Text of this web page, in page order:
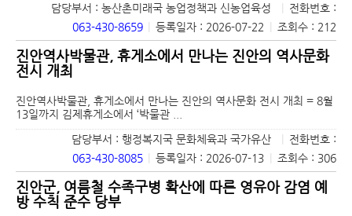
담당부서 : 농산촌미래국 농업정책과 신농업육성
전화번호 :
063-430-8659
등록일자 : 2026-07-22 조회수 : 212
진안역사박물관, 휴게소에서 만나는 진안의 역사문화
전시 개최
진안역사박물관, 휴게소에서 만나는 진안의 역사문화 전시 개최 = 8월
13일까지 김제휴게소에서 ‘박물관 ...
담당부서 : 행정복지국 문화체육과 국가유산
전화번호 :
063-430-8085
등록일자 : 2026-07-13 조회수 : 306
진안군, 여름철 수족구병 확산에 따른 영유아 감염 예
방 수칙 준수 당부